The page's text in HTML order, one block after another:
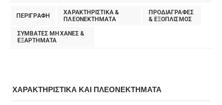
ΠΕΡΙΓΡΑΦΗ
ΧΑΡΑΚΤΗΡΙΣΤΙΚΑ &
ΠΛΕΟΝΕΚΤΗΜΑΤΑ
ΠΡΟΔΙΑΓΡΑΦΕΣ
& EΞΟΠΛΙΣΜΟΣ
ΣΥΜΒΑΤΕΣ ΜΗΧΑΝΕΣ &
ΕΞΑΡΤΗΜΑΤΑ
ΧΑΡΑΚΤΗΡΙΣΤΙΚΑ ΚΑΙ ΠΛΕΟΝΕΚΤΗΜΑΤΑ